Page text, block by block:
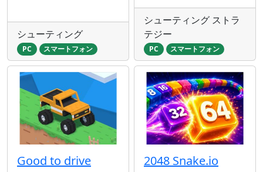
シューティング
PC スマートフォン
シューティング ストラ
テジー
PC スマートフォン
Good to drive 2048 Snake.io